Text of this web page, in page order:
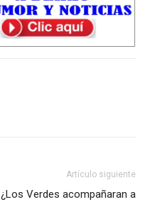
Artículo siguiente
¿Los Verdes acompañaran a